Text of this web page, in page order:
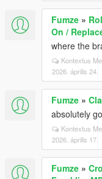
Fumze »
On /
where the
Kontextus
2026. április 24.
Fumze »
absolutely
Kontextus
2026. április 17.
Fumze »